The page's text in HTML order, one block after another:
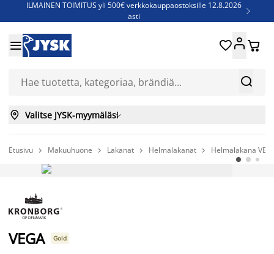
ILMAINEN TOIMITUS yli 500€ verkkokauppaostoksille 12.8.2026
asti

Jenkkisänkyjä - Säästä jopa 60%


 
 Valitse JYSK-myymäläsi
Etusivu  Makuuhuone  Lakanat  Helmalakanat  Helmalakana
VEGA Gold